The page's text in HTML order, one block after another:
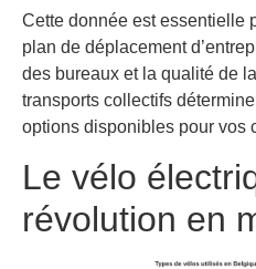
Cette donnée est essentielle
plan de déplacement
des bureaux et la qualité de
transports collectifs
options disponibles pour vos
Le vélo
révolution en